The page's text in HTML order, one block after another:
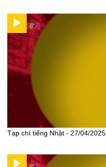
Tạp chí tiếng Nhật - 27/04/2025